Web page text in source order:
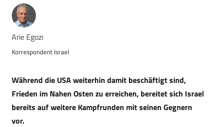
Arie Egozi
Korrespondent Israel
Während die USA weiterhin damit beschäftigt sind,
Frieden im Nahen Osten zu erreichen, bereitet sich Israel
bereits auf weitere Kampfrunden mit seinen Gegnern
vor.